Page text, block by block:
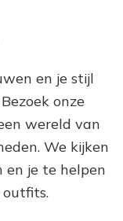
en je stijl
onze
wereld van
We kijken
je te helpen